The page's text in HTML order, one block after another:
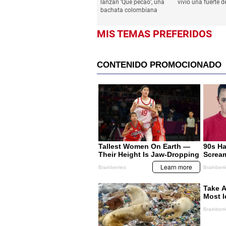
lanzan ‘Qué pecao’, una
bachata colombiana
vivió una fuerte
MIS TEMAS PREFERIDOS